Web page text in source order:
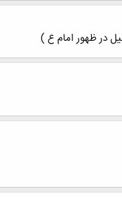
در ظهور امام ع )